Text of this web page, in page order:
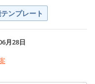
ンプレート
月28日